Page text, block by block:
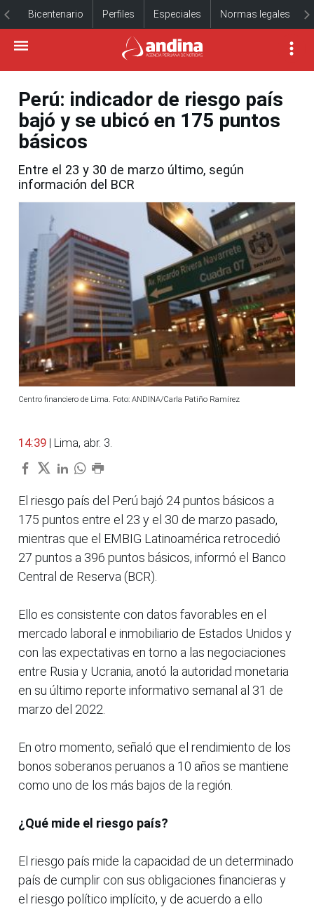
Bicentenario Perfiles Especiales Normas legales
Perú: indicador de riesgo país
bajó y se ubicó en 175 puntos
básicos
Entre el 23 y 30 de marzo último, según
información del BCR
Centro financiero de Lima. Foto: ANDINA/Carla Patiño Ramírez
14:39 | Lima, abr. 3.
El riesgo país del Perú bajó 24 puntos básicos a
175 puntos entre el 23 y el 30 de marzo pasado,
mientras que el EMBIG Latinoamérica retrocedió
27 puntos a 396 puntos básicos, informó el Banco
Central de Reserva (BCR).
Ello es consistente con datos favorables en el
mercado laboral e inmobiliario de Estados Unidos y
con las expectativas en torno a las negociaciones
entre Rusia y Ucrania, anotó la autoridad monetaria
en su último reporte informativo semanal al 31 de
marzo del 2022.
En otro momento, señaló que el rendimiento de los
bonos soberanos peruanos a 10 años se mantiene
como uno de los más bajos de la región.
¿Qué mide el riesgo país?
El riesgo país mide la capacidad de un determinado
país de cumplir con sus obligaciones financieras y
el riesgo político implícito, y de acuerdo a ello